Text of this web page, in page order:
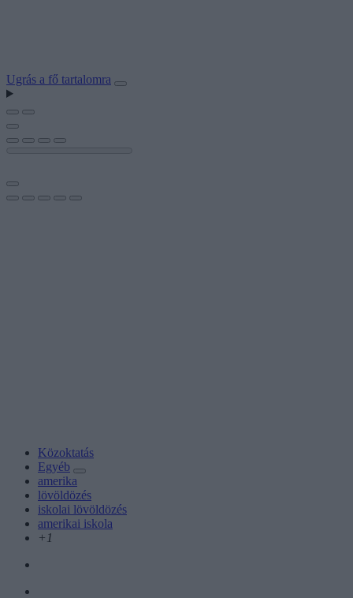
Ugrás a fő tartalomra
Közoktatás
Egyéb
amerika
lövöldözés
iskolai lövöldözés
amerikai iskola
+1